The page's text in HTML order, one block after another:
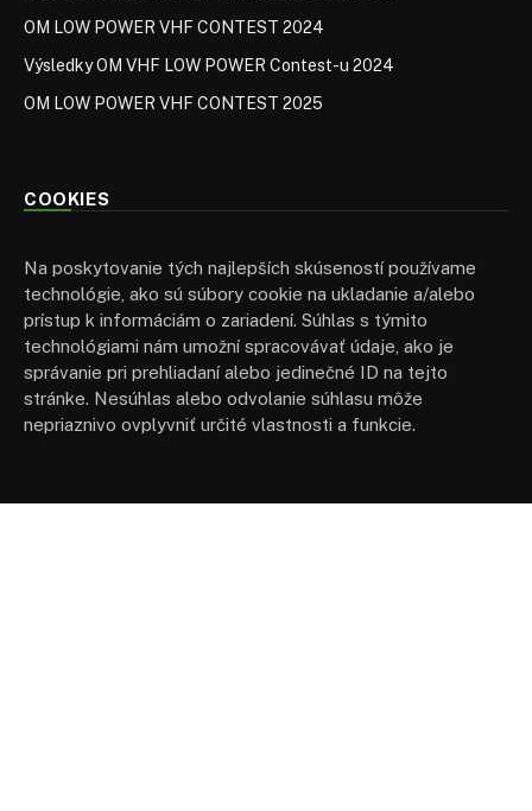
OM LOW POWER VHF CONTEST 2024
Výsledky OM VHF LOW POWER Contest-u 2024
OM LOW POWER VHF CONTEST 2025
COOKIES
Na poskytovanie tých najlepších skúseností používame
technológie, ako sú súbory cookie na ukladanie a/alebo
prístup k informáciám o zariadení. Súhlas s týmito
technológiami nám umožní spracovávať údaje, ako je
správanie pri prehliadaní alebo jedinečné ID na tejto
stránke. Nesúhlas alebo odvolanie súhlasu môže
nepriaznivo ovplyvniť určité vlastnosti a funkcie.